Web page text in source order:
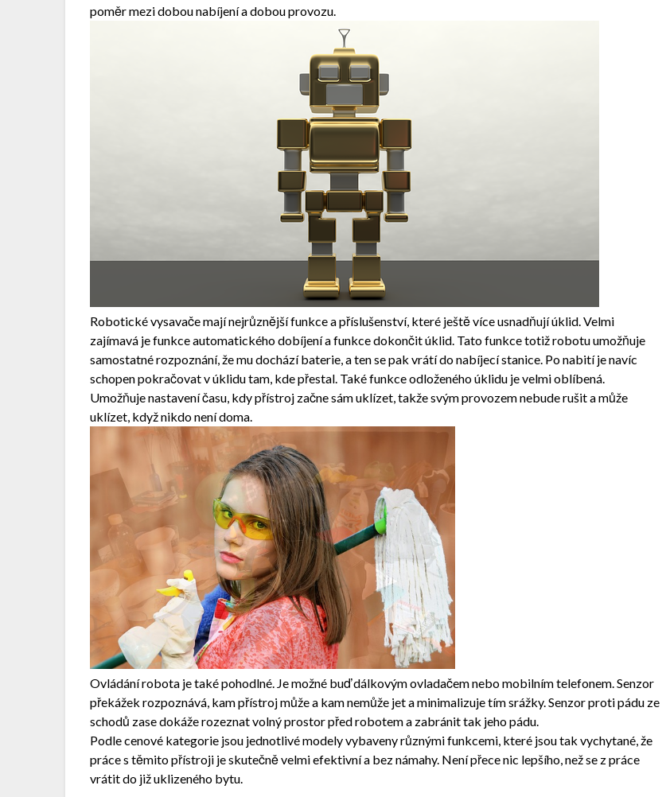
poměr mezi dobou nabíjení a dobou provozu.
Robotické vysavače mají nejrůznější funkce a příslušenství, které ještě více usnadňují úklid. Velmi
zajímavá je funkce automatického dobíjení a funkce dokončit úklid. Tato funkce totiž robotu umožňuje
samostatné rozpoznání, že mu dochází baterie, a ten se pak vrátí do nabíjecí stanice. Po nabití je navíc
schopen pokračovat v úklidu tam, kde přestal. Také funkce odloženého úklidu je velmi oblíbená.
Umožňuje nastavení času, kdy přístroj začne sám uklízet, takže svým provozem nebude rušit a může
uklízet, když nikdo není doma.
Ovládání robota je také pohodlné. Je možné buď dálkovým ovladačem nebo mobilním telefonem. Senzor
překážek rozpoznává, kam přístroj může a kam nemůže jet a minimalizuje tím srážky. Senzor proti pádu ze
schodů zase dokáže rozeznat volný prostor před robotem a zabránit tak jeho pádu.
Podle cenové kategorie jsou jednotlivé modely vybaveny různými funkcemi, které jsou tak vychytané, že
práce s těmito přístroji je skutečně velmi efektivní a bez námahy. Není přece nic lepšího, než se z práce
vrátit do již uklizeného bytu.